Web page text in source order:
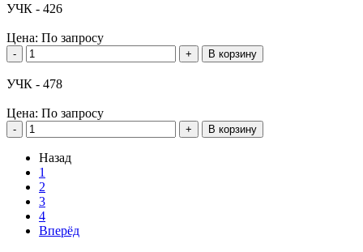
УЧК - 426
Цена: По запросу
- + В корзину
УЧК - 478
Цена: По запросу
- + В корзину
Назад
1
2
3
4
Вперёд